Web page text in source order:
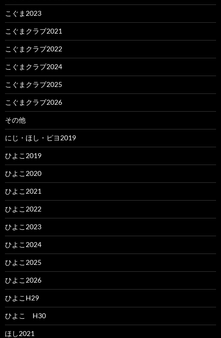
こぐま2023
こぐまクラブ2021
こぐまクラブ2022
こぐまクラブ2024
こぐまクラブ2025
こぐまクラブ2026
その他
にじ・ほし・ピヨ2019
ひよこ2019
ひよこ2020
ひよこ2021
ひよこ2022
ひよこ2023
ひよこ2024
ひよこ2025
ひよこ2026
ひよこH29
ひよこ H30
ほし2021